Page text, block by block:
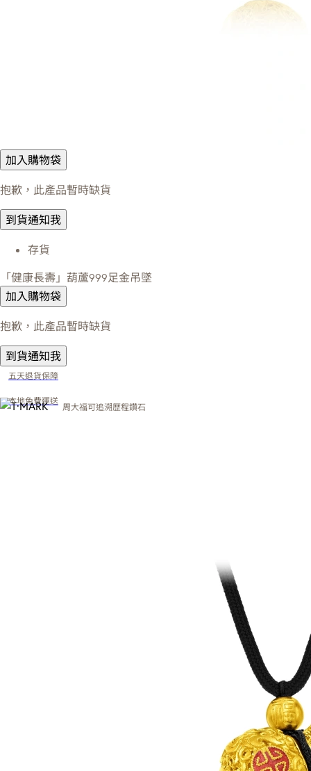
加入購物袋
抱歉，此產品暫時缺貨
到貨通知我
存貨
「健康長壽」葫蘆999足金吊墜
加入購物袋
抱歉，此產品暫時缺貨
到貨通知我
五天退貨保障
本地免費運送
周大福可追溯歷程鑽石